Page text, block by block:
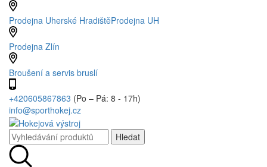
Prodejna Uherské HradištěProdejna UH
Prodejna Zlín
Broušení a servis bruslí
+420605867863 (Po – Pá: 8 - 17h)
info@sporthokej.cz